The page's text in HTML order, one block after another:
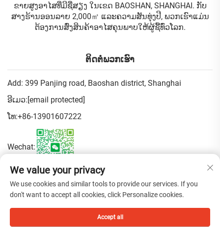
ຂາຍສູງອາໄສທີ່ມີຊື່ສຽງ ໃນເຂດ BAOSHAN, SHANGHAI. ກັບ
ສາງຮ້ານອອນລາຍ 2,000㎡ ແລະຄວາມສັນທຸ່ງປີ, ພວກເຮົາແມ່ນ
ຕ້ອງການສົ່ງສິນຄ້າອາໄສຄຸນພາບໃຫ້ຜູ້ຊື້ທົ່ວໂລກ.
ຕິດຕໍ່ພວກເຮົາ
Add: 399 Panjing road, Baoshan district, Shanghai
ອີເມວ:[email protected]
ໂທ:+86-13901607222
Wechat:
ນະໂຍບາຍຄວາມເປັນສ່ວນຕົວ
Copyright © 2025 China Shanghai Fen Beauty Trading Co., Ltd. All
rights reserved.
We value your privacy
We use cookies and similar tools to provide our services. If you
don't want to accept all cookies, click Personalize cookies.
Accept all